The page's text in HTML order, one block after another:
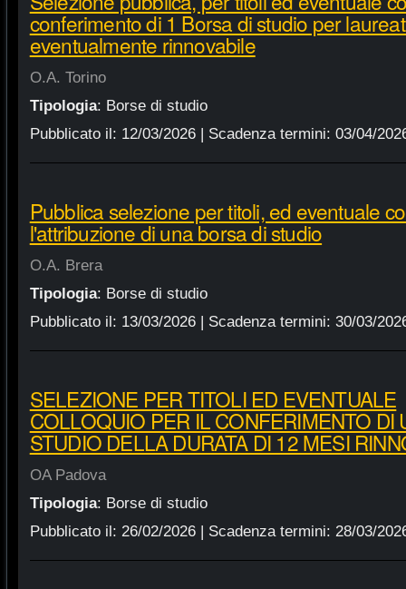
conferimento di 1 Borsa di studio per
eventualmente rinnovabile
O.A. Torino
Tipologia: Borse di studio
Pubblicato il: 12/03/2026| Scadenza termini: 03/04/
Pubblica selezione per titoli, ed eventuale
l'attribuzione di una borsa di studio
O.A. Brera
Tipologia: Borse di studio
Pubblicato il: 13/03/2026| Scadenza termini: 30/03/
SELEZIONE PER TITOLI ED EVENTUALE
COLLOQUIO PER IL CONFERIMENTO DI
STUDIO DELLA DURATA DI 12 MESI
OA Padova
Tipologia: Borse di studio
Pubblicato il: 26/02/2026| Scadenza termini: 28/03/